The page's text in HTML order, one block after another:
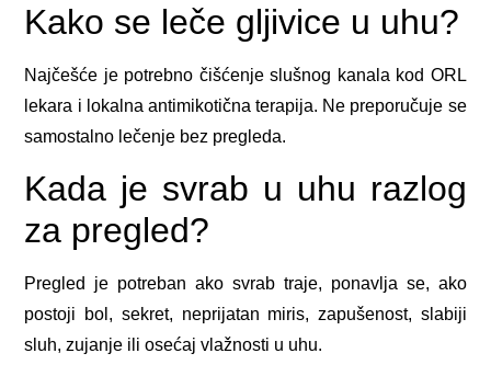
Kako se leče gljivice u uhu?
Najčešće je potrebno čišćenje slušnog kanala kod ORL
lekara i lokalna antimikotična terapija. Ne preporučuje se
samostalno lečenje bez pregleda.
Kada je svrab u uhu razlog
za pregled?
Pregled je potreban ako svrab traje, ponavlja se, ako
postoji bol, sekret, neprijatan miris, zapušenost, slabiji
sluh, zujanje ili osećaj vlažnosti u uhu.